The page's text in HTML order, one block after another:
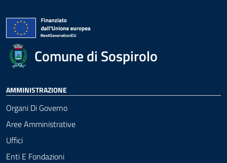
Comune di Sospirolo
AMMINISTRAZIONE
Organi Di Governo
Aree Amministrative
Uffici
Enti E Fondazioni